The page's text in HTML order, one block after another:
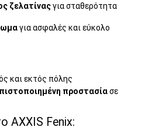
ζελατίναςγια σταθερότητα
για ασφαλές και εύκολο
και εκτός πόλης
πιστοποιημένη προστασίασε
AXXIS Fenix: